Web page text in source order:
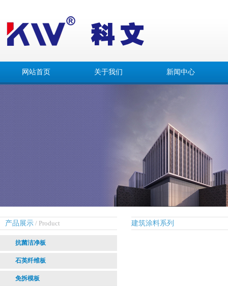
网站首页 关于我们 新闻中心
产品展示 / Product
抗菌洁净板
石英纤维板
免拆模板
建筑涂料系列